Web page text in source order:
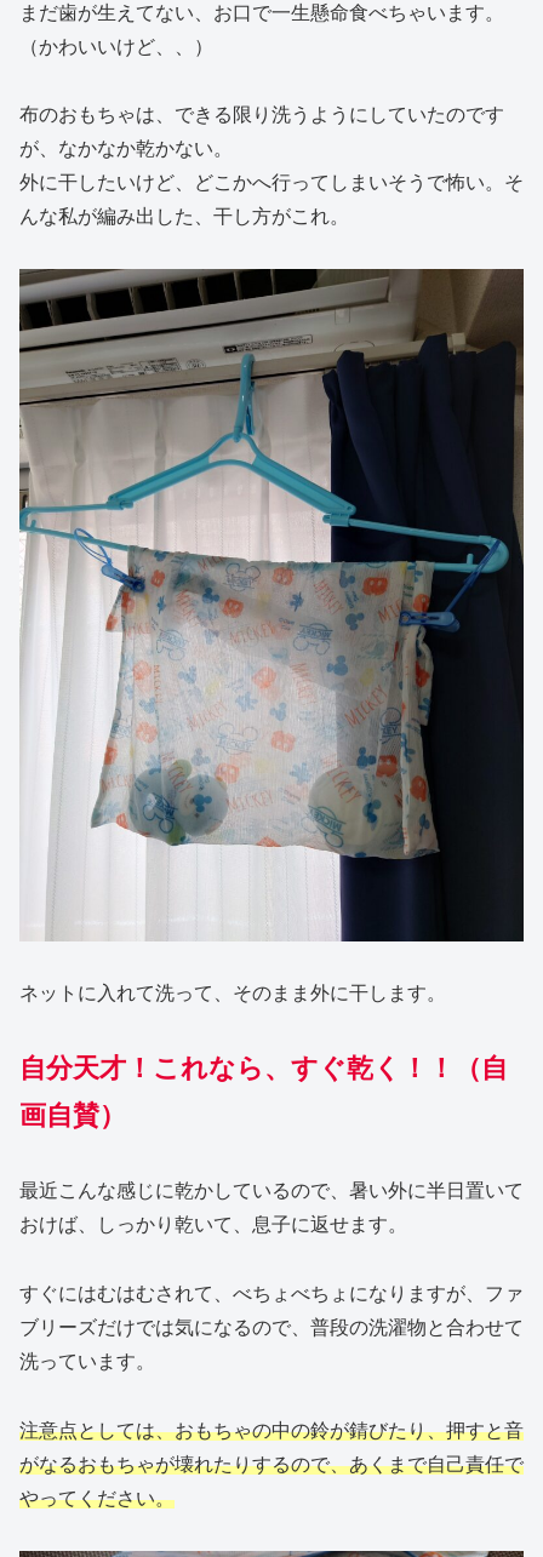
まだ歯が生えてない、お口で一生懸命食べちゃいます。
（かわいいけど、、）
布のおもちゃは、できる限り洗うようにしていたのです
が、なかなか乾かない。
外に干したいけど、どこかへ行ってしまいそうで怖い。そ
んな私が編み出した、干し方がこれ。
ネットに入れて洗って、そのまま外に干します。
自分天才！これなら、すぐ乾く！！（自
画自賛）
最近こんな感じに乾かしているので、暑い外に半日置いて
おけば、しっかり乾いて、息子に返せます。
すぐにはむはむされて、べちょべちょになりますが、ファ
ブリーズだけでは気になるので、普段の洗濯物と合わせて
洗っています。
注意点としては、おもちゃの中の鈴が錆びたり、押すと音
がなるおもちゃが壊れたりするので、あくまで自己責任で
やってください。